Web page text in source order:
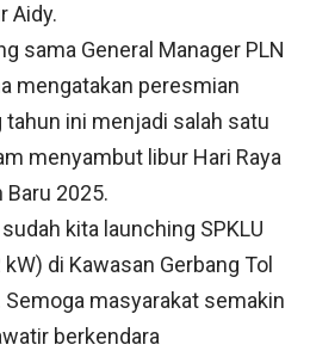
Aidy.
sama General Manager PLN
mengatakan peresmian
tahun ini menjadi salah satu
menyambut libur Hari Raya
Baru 2025.
kita launching SPKLU
di Kawasan Gerbang Tol
masyarakat semakin
berkendara